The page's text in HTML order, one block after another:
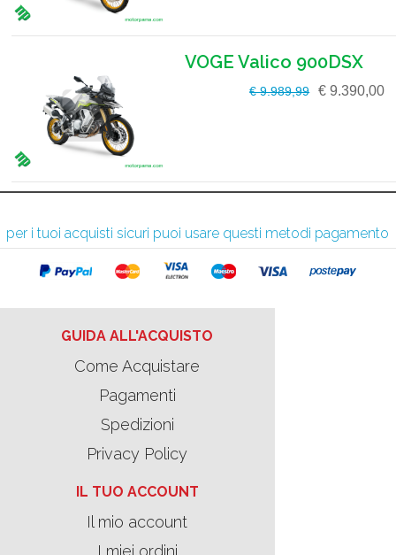
VOGE Valico 900DSX
€ 9.989,99 € 9.390,00
per i tuoi acquisti sicuri puoi usare questi metodi pagamento
GUIDA ALL'ACQUISTO
Come Acquistare
Pagamenti
Spedizioni
Privacy Policy
IL TUO ACCOUNT
Il mio account
I miei ordini